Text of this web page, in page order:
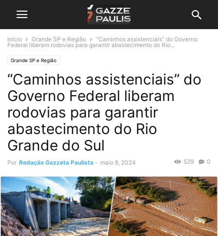
Início Grande SP e Região
“Caminhos assistenciais” do Governo
Federal liberam rodovias para garantir abastecimento do Rio...
Grande SP e Região
“Caminhos assistenciais” do
Governo Federal liberam
rodovias para garantir
abastecimento do Rio
Grande do Sul
Por Redação Gazzeta Paulista - maio 8, 2024 0
529